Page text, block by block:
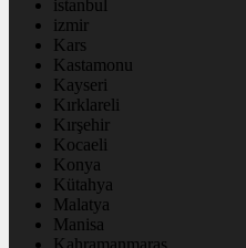
istanbul
izmir
Kars
Kastamonu
Kayseri
Kırklareli
Kırşehir
Kocaeli
Konya
Kütahya
Malatya
Manisa
Kahramanmaraş